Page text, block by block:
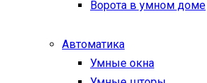
Ворота в умном доме
Автоматика
Умные окна